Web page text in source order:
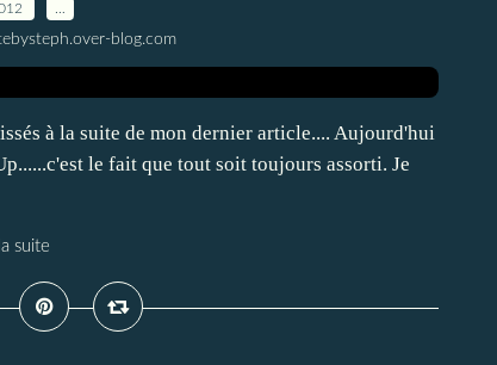
blog.com
à la suite de mon dernier article.... Aujourd'hui
le fait que tout soit toujours assorti. Je
suite